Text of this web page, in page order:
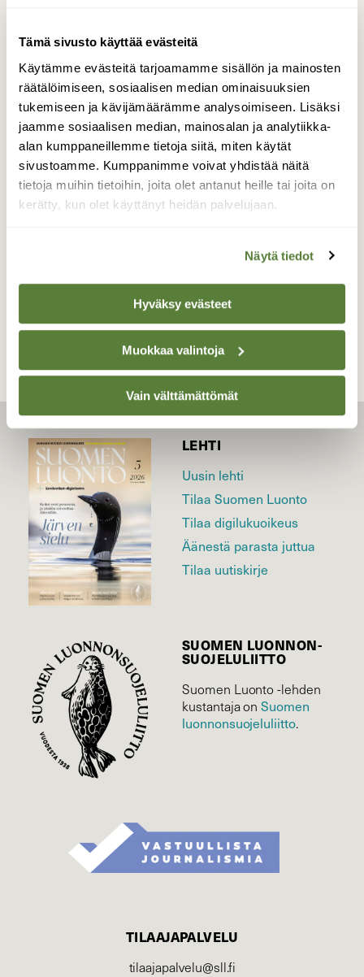
Tämä sivusto käyttää evästeitä
Käytämme evästeitä tarjoamamme sisällön ja mainosten
räätälöimiseen, sosiaalisen median ominaisuuksien
tukemiseen ja kävijämäärämme analysoimiseen. Lisäksi
jaamme sosiaalisen median, mainosalan ja analytiikka-
alan kumppaneillemme tietoja siitä, miten käytät
sivustoamme. Kumppanimme voivat yhdistää näitä
tietoja muihin tietoihin, joita olet antanut heille tai joita on
kerätty, kun olet käyttänyt heidän palvelujaan.
Näytä tiedot
Hyväksy evästeet
Muokkaa valintoja
Vain välttämättömät
Kukkakärpänen
Kärpänen sarjakeltamolla.
Valokuvaaja: Tarja Naukkarinen, Savitaipale
LEHTI
Uusin lehti
Tilaa Suomen Luonto
Tilaa digilukuoikeus
Äänestä parasta juttua
Tilaa uutiskirje
SUOMEN LUONNON­
SUOJELU­LIITTO
Suomen Luonto -lehden
kustantaja onSuomen
luonnonsuojelu­liitto.
TILAAJAPALVELU
tilaajapalvelu@sll.fi